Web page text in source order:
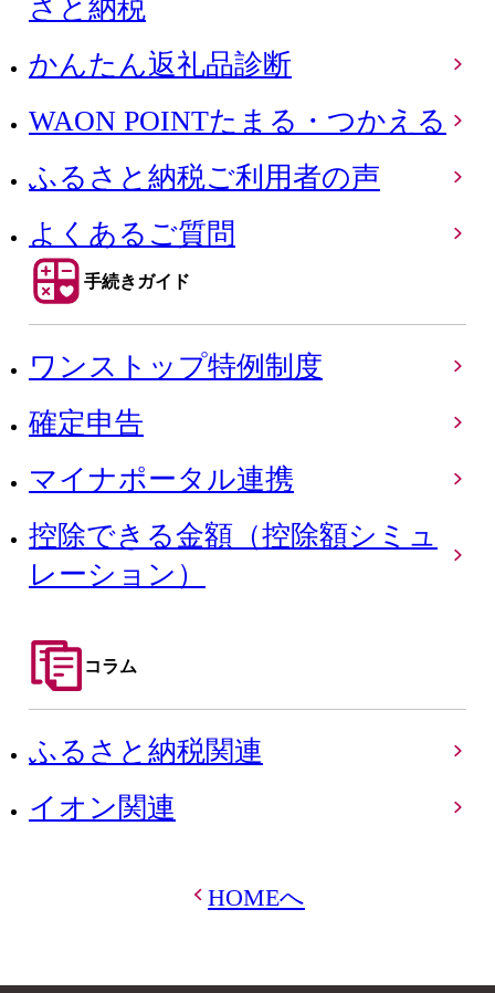
さと納税
かんたん返礼品診断
WAON POINTたまる・つかえる
ふるさと納税ご利用者の声
よくあるご質問
手続きガイド
ワンストップ特例制度
確定申告
マイナポータル連携
控除できる金額（控除額シミュ
レーション）
コラム
ふるさと納税関連
イオン関連
HOMEへ